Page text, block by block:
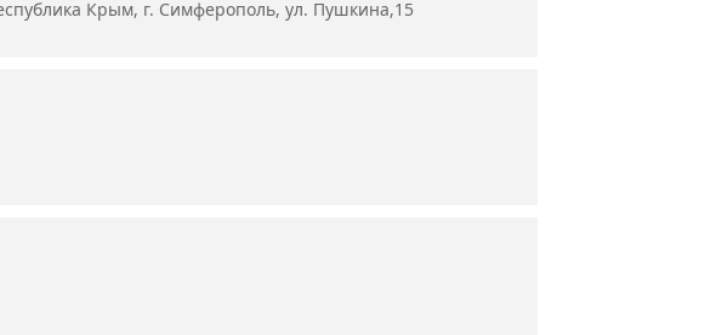
Крым, г. Симферополь, ул. Пушкина,15